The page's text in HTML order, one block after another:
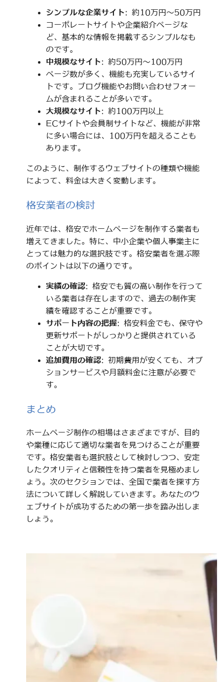
シンプルな企業サイト: 約10万円～50万円
コーポレートサイトや企業紹介ページな
ど、基本的な情報を掲載するシンプルなも
のです。
中規模なサイト: 約50万円～100万円
ページ数が多く、機能も充実しているサイ
トです。ブログ機能やお問い合わせフォー
ムが含まれることが多いです。
大規模なサイト: 約100万円以上
ECサイトや会員制サイトなど、機能が非常
に多い場合には、100万円を超えることも
あります。
このように、制作するウェブサイトの種類や機能
によって、料金は大きく変動します。
格安業者の検討
近年では、格安でホームページを制作する業者も
増えてきました。特に、中小企業や個人事業主に
とっては魅力的な選択肢です。格安業者を選ぶ際
のポイントは以下の通りです。
実績の確認: 格安でも質の高い制作を行って
いる業者は存在しますので、過去の制作実
績を確認することが重要です。
サポート内容の把握: 格安料金でも、保守や
更新サポートがしっかりと提供されている
ことが大切です。
追加費用の確認: 初期費用が安くても、オプ
ションサービスや月額料金に注意が必要で
す。
まとめ
ホームページ制作の相場はさまざまですが、目的
や業種に応じて適切な業者を見つけることが重要
です。格安業者も選択肢として検討しつつ、安定
したクオリティと信頼性を持つ業者を見極めまし
ょう。次のセクションでは、全国で業者を探す方
法について詳しく解説していきます。あなたのウ
ェブサイトが成功するための第一歩を踏み出しま
しょう。